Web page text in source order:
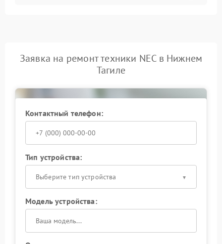
Заявка на ремонт техники NEC в Нижнем
Тагиле
Контактный телефон:
Тип устройства:
Выберите тип устройства
Модель устройства: